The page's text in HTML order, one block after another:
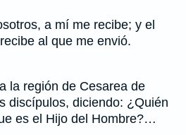
a mí me recibe; y el
al que me envió.
la región de Cesarea de
discípulos, diciendo: ¿Quién
es el Hijo del Hombre?…